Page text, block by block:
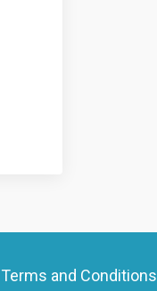
Terms and Conditions